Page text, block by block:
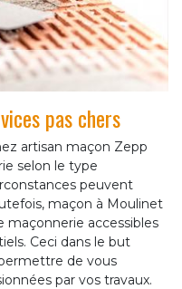
pas chers
artisan maçon Zepp
selon le type
peuvent
maçon à Moulinet
maçonnerie accessibles
Ceci dans le but
de vous
par vos travaux.